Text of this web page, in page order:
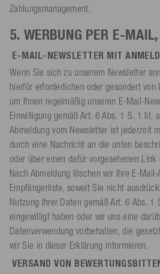
Zahlungsmanagement.
5. WERBUNG PER E-
E-MAIL-NEWSLETTER MIT
Wenn Sie sich zu unserem Newsletter
hierfür erforderlichen oder gesondert
um Ihnen regelmäßig unseren E-Mail-
Einwilligung gemäß Art. 6 Abs. 1 S. 1 lit.
Abmeldung vom Newsletter ist jederzeit
durch eine Nachricht an die unten
oder über einen dafür vorgesehenen
Nach Abmeldung löschen wir Ihre E-
Empfängerliste, soweit Sie nicht
Nutzung Ihrer Daten gemäß Art. 6 Abs. 1
eingewilligt haben oder wir uns eine
Datenverwendung vorbehalten, die
wir Sie in dieser Erklärung informieren.
VERSAND VON